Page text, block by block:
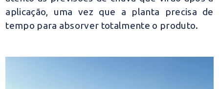
aplicação, uma vez que a planta precisa de
tempo para absorver totalmente o produto.